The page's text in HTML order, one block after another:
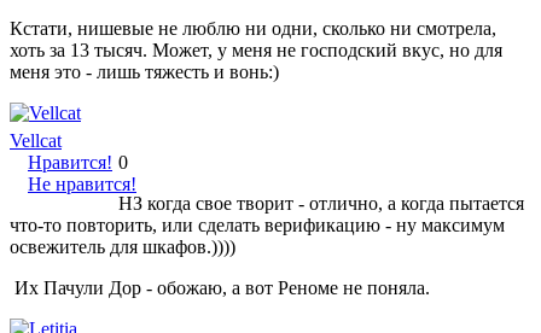
Кстати, нишевые не люблю ни одни, сколько ни смотрела,
хоть за 13 тысяч. Может, у меня не господский вкус, но для
меня это - лишь тяжесть и вонь:)
Vellcat
Нравится!
Не нравится!
0
НЗ когда свое творит - отлично, а когда пытается
что-то повторить, или сделать верификацию - ну максимум
освежитель для шкафов.))))
Их Пачули Дор - обожаю, а вот Реноме не поняла.